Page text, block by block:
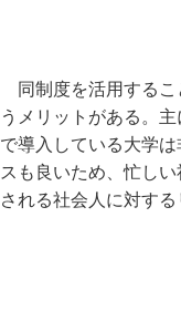
同制度を活用する
うメリットがある。
で導入している大学
スも良いため、忙し
される社会人に対す